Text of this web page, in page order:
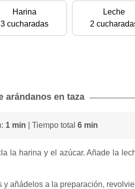
Harina
3 cucharadas
Leche
2
arándanos en taza
1 min | Tiempo total 6 min
la harina y el azúcar. Añade la
y añádelos a la preparación,